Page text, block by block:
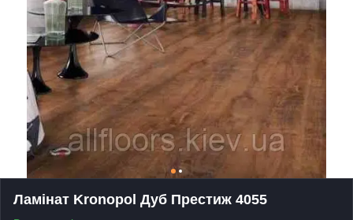
Ламінат Kronopol Дуб Престиж 4055